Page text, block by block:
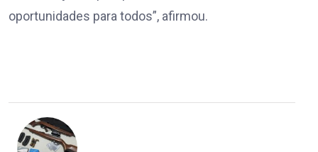
oportunidades para todos”, afirmou.